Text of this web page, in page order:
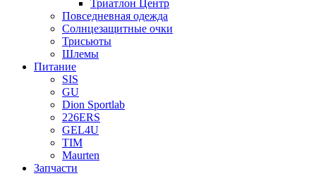
Триатлон Центр
Повседневная одежда
Солнцезащитные очки
Трисьюты
Шлемы
Питание
SIS
GU
Dion Sportlab
226ERS
GEL4U
TIM
Maurten
Запчасти